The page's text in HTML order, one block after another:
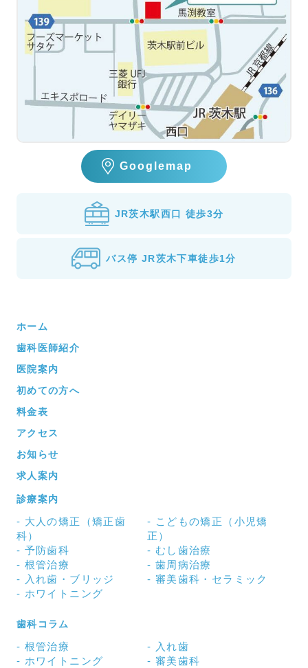
Googlemap
JR茨木駅西口 徒歩3分
バス停 JR茨木下車徒歩1分
ホーム
歯科医師紹介
医院案内
初めての方へ
料金表
アクセス
お知らせ
求人案内
診療案内
大人の矯正（矯正歯
科）
こどもの矯正（小児矯
正）
予防歯科
むし歯治療
根管治療
歯周病治療
入れ歯・ブリッジ
審美歯科・セラミック
ホワイトニング
歯科コラム
根管治療
入れ歯
ホワイトニング
審美歯科